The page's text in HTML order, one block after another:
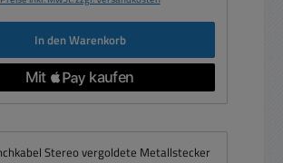
In den Warenkorb